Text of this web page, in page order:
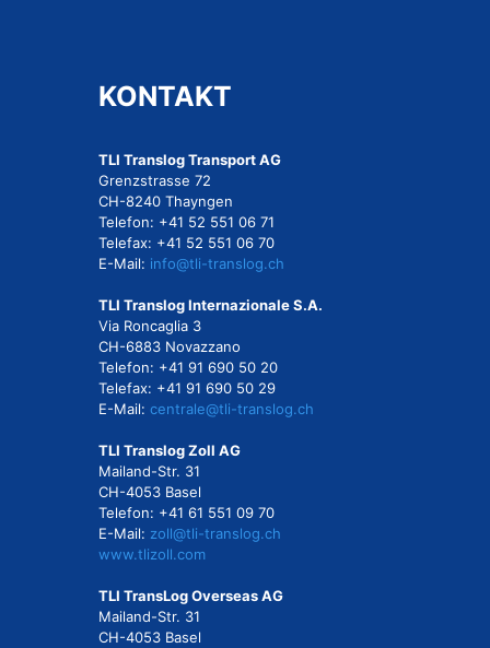
KONTAKT
TLI Translog Transport AG
Grenzstrasse 72
CH-8240 Thayngen
Telefon: +41 52 551 06 71
Telefax: +41 52 551 06 70
E-Mail: info@tli-translog.ch
TLI Translog Internazionale S.A.
Via Roncaglia 3
CH-6883 Novazzano
Telefon: +41 91 690 50 20
Telefax: +41 91 690 50 29
E-Mail: centrale@tli-translog.ch
TLI Translog Zoll AG
Mailand-Str. 31
CH-4053 Basel
Telefon: +41 61 551 09 70
E-Mail: zoll@tli-translog.ch
www.tlizoll.com
TLI TransLog Overseas AG
Mailand-Str. 31
CH-4053 Basel